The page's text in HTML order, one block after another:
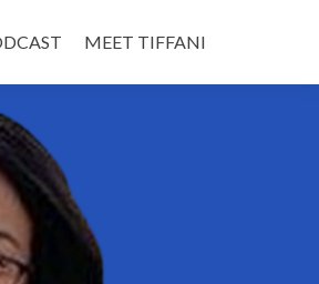
MEET TIFFANI